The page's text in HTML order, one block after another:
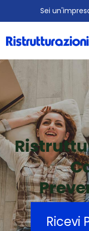
Sei
Ricevi